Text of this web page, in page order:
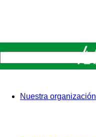
Nuestra organización